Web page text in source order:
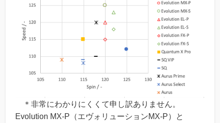
＊非常にわかりにくくて申し訳ありません。
Evolution MX-P（エヴォリューションMX-P）と